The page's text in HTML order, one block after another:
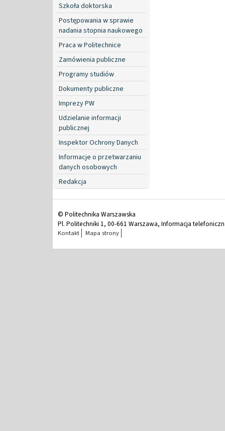
Szkoła doktorska
Postępowania w sprawie
nadania stopnia naukowego
Praca w Politechnice
Zamówienia publiczne
Programy studiów
Dokumenty publiczne
Imprezy PW
Udzielanie informacji
publicznej
Inspektor Ochrony Danych
Informacje o przetwarzaniu
danych osobowych
Redakcja
© Politechnika Warszawska
Pl. Politechniki 1, 00-661 Warszawa, Informacja
Kontakt Mapa strony